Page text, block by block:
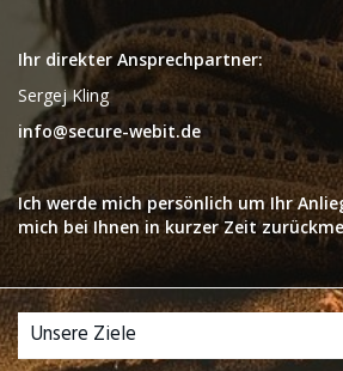
Ihr direkter Ansprechpartner:
Sergej Kling
info@secure-webit.de
Ich werde mich persönlich um Ihr
mich bei Ihnen in kurzer Zeit
Unsere Ziele